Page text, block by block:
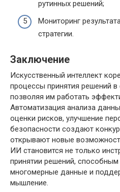
рутинных решений;
Мониторинг
стратегии.
Заключение
Искусственный интеллект
процессы принятия решений в
позволяя им работать
Автоматизация анализа
оценки рисков, улучшение
безопасности создают
открывают новые
ИИ становится не только
принятии решений, способным
многомерные данные и
мышление.